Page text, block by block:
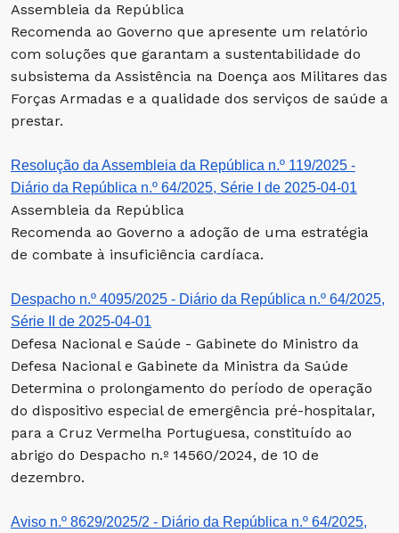
Assembleia da República
Recomenda ao Governo que apresente um relatório
com soluções que garantam a sustentabilidade do
subsistema da Assistência na Doença aos Militares das
Forças Armadas e a qualidade dos serviços de saúde a
prestar.
Resolução da Assembleia da República n.º 119/2025 -
Diário da República n.º 64/2025, Série I de 2025-04-01
Assembleia da República
Recomenda ao Governo a adoção de uma estratégia
de combate à insuficiência cardíaca.
Despacho n.º 4095/2025 - Diário da República n.º 64/2025,
Série II de 2025-04-01
Defesa Nacional e Saúde - Gabinete do Ministro da
Defesa Nacional e Gabinete da Ministra da Saúde
Determina o prolongamento do período de operação
do dispositivo especial de emergência pré-hospitalar,
para a Cruz Vermelha Portuguesa, constituído ao
abrigo do Despacho n.º 14560/2024, de 10 de
dezembro.
Aviso n.º 8629/2025/2 - Diário da República n.º 64/2025,